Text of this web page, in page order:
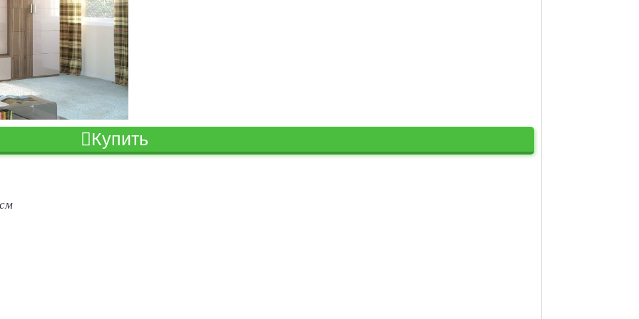
Купить